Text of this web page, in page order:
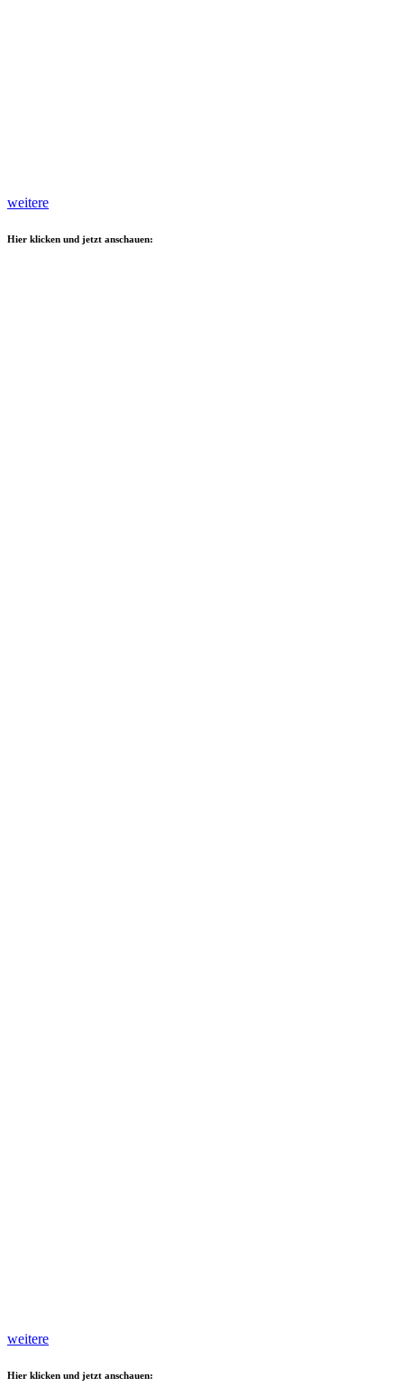
weitere
Hier klicken und jetzt anschauen:
weitere
Hier klicken und jetzt anschauen: